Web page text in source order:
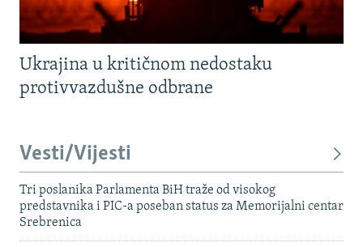
Ukrajina u kritičnom nedostaku
protivvazdušne odbrane
Vesti/Vijesti
Tri poslanika Parlamenta BiH traže od visokog
predstavnika i PIC-a poseban status za Memorijalni centar
Srebrenica